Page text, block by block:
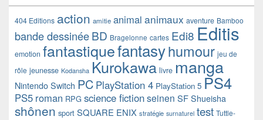
404 Editions action amitie animal animaux aventure Bamboo
bande dessinéeBD Bragelonne cartes Edi8 Editis
emotion fantastiquefantasyhumour jeu de
rôle jeunesse Kodansha Kurokawa livre manga
Nintendo Switch PC PlayStation 4 PlayStation 5 PS4
PS5 roman RPG science fictionseinen SF Shueisha
shônen sport SQUARE ENIX stratégie surnaturel test Tuttle-